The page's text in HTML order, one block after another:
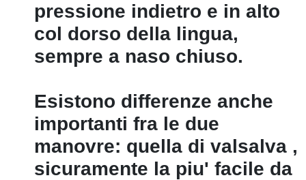
pressione indietro e in alto
col dorso della lingua,
sempre a naso chiuso.
Esistono differenze anche
importanti fra le due
manovre: quella di valsalva ‚
sicuramente la piu' facile da